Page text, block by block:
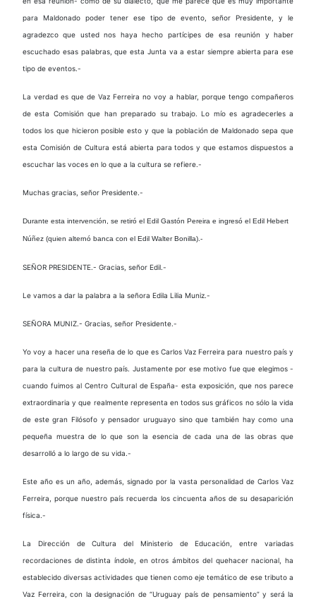
para Maldonado poder tener ese tipo de evento, señor Presidente, y le
agradezco que usted nos haya hecho partícipes de esa reunión y haber
escuchado esas palabras, que esta Junta va a estar siempre abierta para ese
tipo de eventos.-
La verdad es que de Vaz Ferreira no voy a hablar, porque tengo compañeros
de esta Comisión que han preparado su trabajo. Lo mío es agradecerles a
todos los que hicieron posible esto y que la población de Maldonado sepa que
esta Comisión de Cultura está abierta para todos y que estamos dispuestos a
escuchar las voces en lo que a la cultura se refiere.-
Muchas gracias, señor Presidente.-
Durante esta intervención, se retiró el Edil Gastón Pereira e ingresó el Edil Hebert
Núñez (quien alternó banca con el Edil Walter Bonilla).-
SEÑOR PRESIDENTE.- Gracias, señor Edil.-
Le vamos a dar la palabra a la señora Edila Lilia Muniz.-
SEÑORA MUNIZ.- Gracias, señor Presidente.-
Yo voy a hacer una reseña de lo que es Carlos Vaz Ferreira para nuestro país y
para la cultura de nuestro país. Justamente por ese motivo fue que elegimos -
cuando fuimos al Centro Cultural de España- esta exposición, que nos parece
extraordinaria y que realmente representa en todos sus gráficos no sólo la vida
de este gran Filósofo y pensador uruguayo sino que también hay como una
pequeña muestra de lo que son la esencia de cada una de las obras que
desarrolló a lo largo de su vida.-
Este año es un año, además, signado por la vasta personalidad de Carlos Vaz
Ferreira, porque nuestro país recuerda los cincuenta años de su desaparición
física.-
La Dirección de Cultura del Ministerio de Educación, entre variadas
recordaciones de distinta índole, en otros ámbitos del quehacer nacional, ha
establecido diversas actividades que tienen como eje temático de ese tributo a
Vaz Ferreira, con la designación de “Uruguay país de pensamiento” y será la